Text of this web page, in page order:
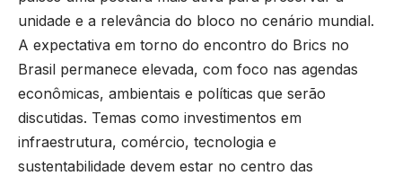
unidade e a relevância do bloco no cenário mundial.
A expectativa em torno do encontro do Brics no
Brasil permanece elevada, com foco nas agendas
econômicas, ambientais e políticas que serão
discutidas. Temas como investimentos em
infraestrutura, comércio, tecnologia e
sustentabilidade devem estar no centro das